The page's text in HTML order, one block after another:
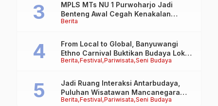
Berita
MPLS MTs NU 1 Purwoharjo Jadi
Benteng Awal Cegah Kenakalan
Remaja, Polsek Purwoharjo Tanamkan
Berita Festival Pariwisata Seni Budaya
From Local to Global, Banyuwangi
Ethno Carnival Buktikan Budaya Lokal
Mampu Mendunia
Berita Festival Pariwisata Seni Budaya
Jadi Ruang Interaksi Antarbudaya,
Puluhan Wisatawan Mancanegara
Meriahkan BEC 2026